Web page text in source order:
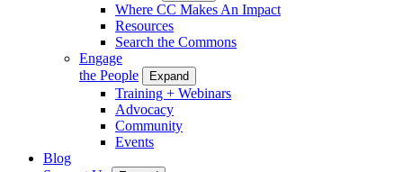
Where CC Makes An Impact
Resources
Search the Commons
Engage
the People
Expand
Training + Webinars
Advocacy
Community
Events
Blog